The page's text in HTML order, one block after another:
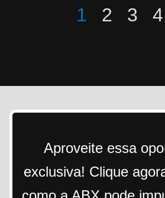
1 2 3 4
Aproveite essa
exclusiva! Clique